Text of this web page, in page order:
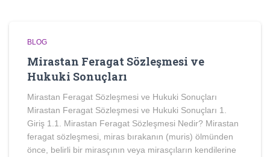
BLOG
Mirastan Feragat Sözleşmesi ve
Hukuki Sonuçları
Mirastan Feragat Sözleşmesi ve Hukuki Sonuçları
Mirastan Feragat Sözleşmesi ve Hukuki Sonuçları 1.
Giriş 1.1. Mirastan Feragat Sözleşmesi Nedir? Mirastan
feragat sözleşmesi, miras bırakanın (muris) ölmünden
önce, belirli bir mirasçının veya mirasçıların kendilerine